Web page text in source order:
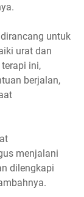
untuk
urat dan
ini,
berjalan,
menjalani
dilengkapi